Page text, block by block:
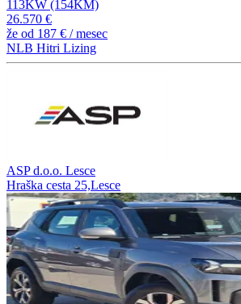
113KW (154KM)
26.570 €
že od 187 € / mesec
NLB Hitri Lizing
ASP d.o.o. Lesce
Hraška cesta 25,Lesce